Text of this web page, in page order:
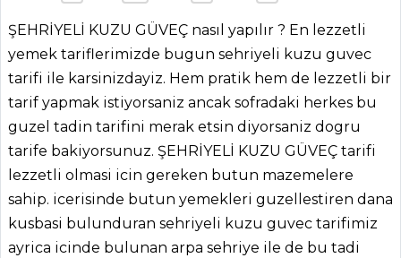
ŞEHRİYELİ KUZU GÜVEÇ nasıl yapılır ? En lezzetli
yemek tariflerimizde bugun sehriyeli kuzu guvec
tarifi ile karsinizdayiz. Hem pratik hem de lezzetli bir
tarif yapmak istiyorsaniz ancak sofradaki herkes bu
guzel tadin tarifini merak etsin diyorsaniz dogru
tarife bakiyorsunuz. ŞEHRİYELİ KUZU GÜVEÇ tarifi
lezzetli olmasi icin gereken butun mazemelere
sahip. icerisinde butun yemekleri guzellestiren dana
kusbasi bulunduran sehriyeli kuzu guvec tarifimiz
ayrica icinde bulunan arpa sehriye ile de bu tadi